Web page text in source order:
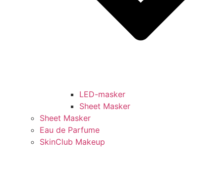
LED-masker
Sheet Masker
Sheet Masker
Eau de Parfume
SkinClub Makeup